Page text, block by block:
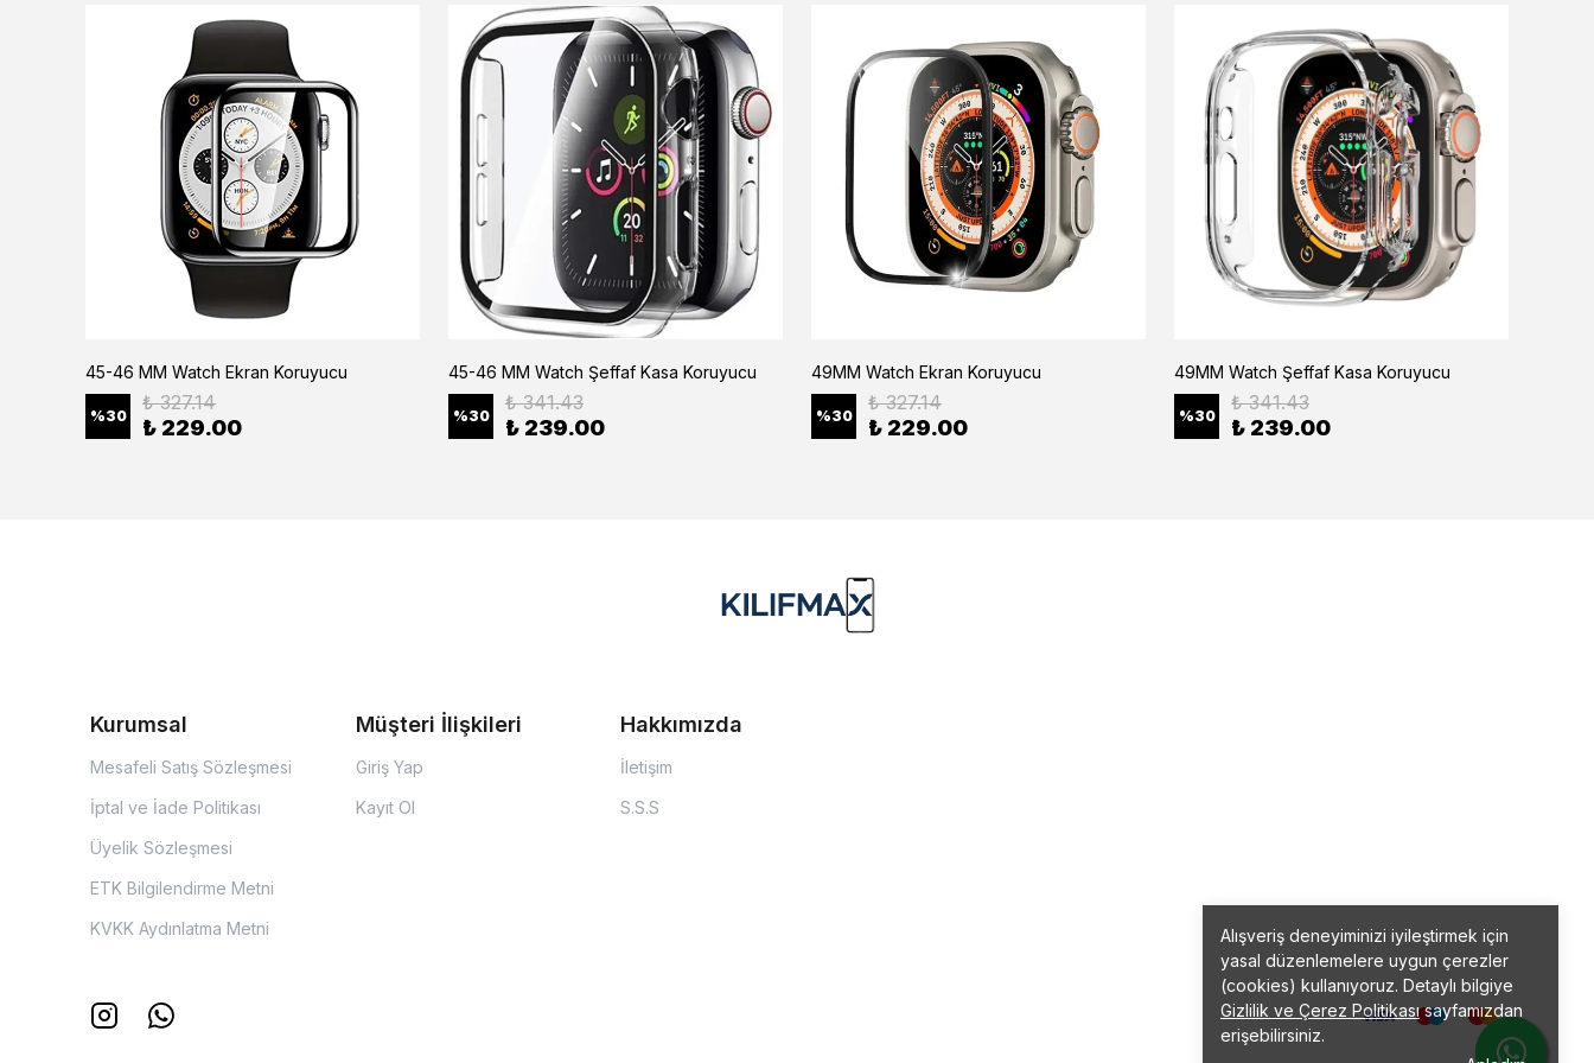
Alışveriş deneyiminizi iyileştirmek için
yasal düzenlemelere uygun çerezler
(cookies) kullanıyoruz. Detaylı bilgiye
Gizlilik ve Çerez Politikasısayfamızdan
erişebilirsiniz.
45-46 MM Watch Ekran Koruyucu
%30
₺ 327.14
₺ 229.00
45-46 MM Watch Şeffaf Kasa Koruyucu
%30
₺ 341.43
₺ 239.00
49MM Watch Ekran Koruyucu
%30
₺ 327.14
₺ 229.00
49MM Watch Şeffaf Kasa Koruyucu
%30
₺ 341.43
₺ 239.00
Kurumsal
Mesafeli Satış Sözleşmesi
İptal ve İade Politikası
Üyelik Sözleşmesi
ETK Bilgilendirme Metni
KVKK Aydınlatma Metni
Müşteri İlişkileri
Giriş Yap
Kayıt Ol
Hakkımızda
İletişim
S.S.S